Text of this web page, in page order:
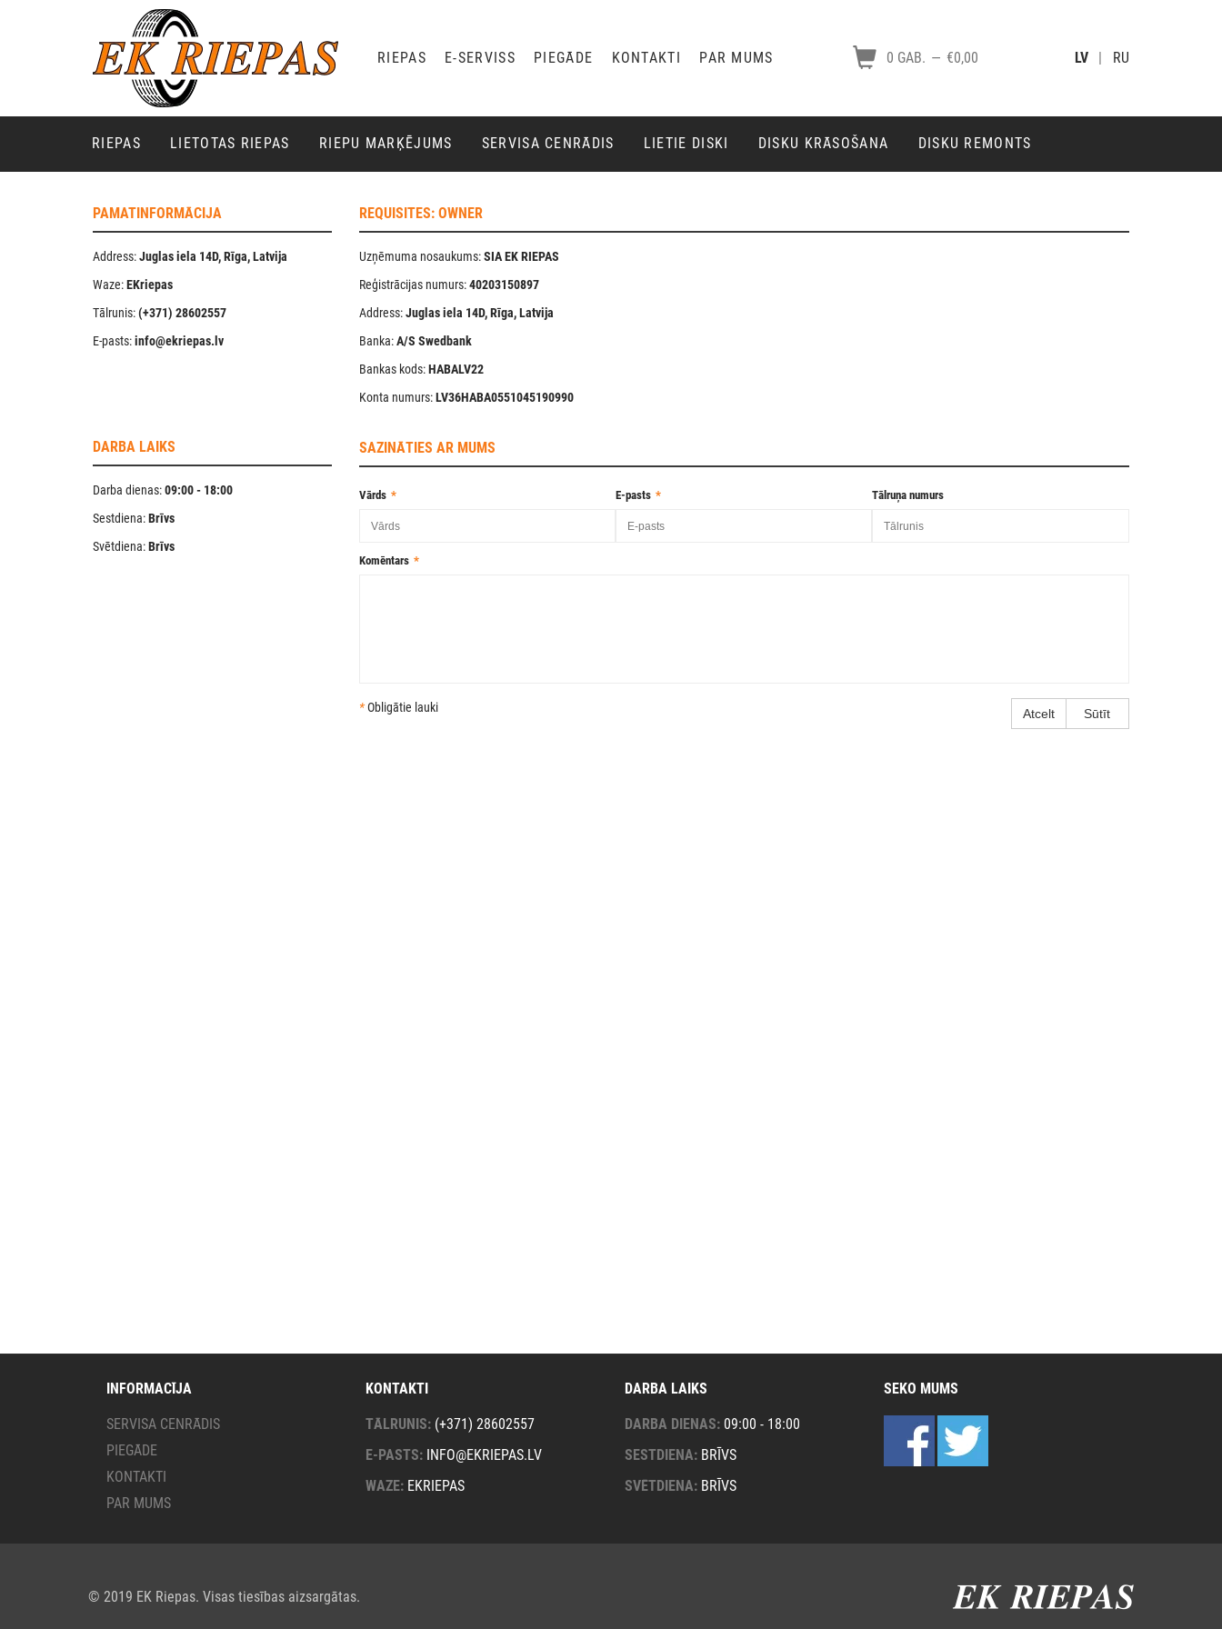
RIEPAS E-SERVISS PIEGĀDE KONTAKTI PAR MUMS 0 GAB. — €0,00 LV RU
RIEPAS LIETOTAS RIEPAS RIEPU MARĶĒJUMS SERVISA CENRĀDIS LIETIE DISKI DISKU KRĀSOŠANA DISKU REMONTS
PAMATINFORMĀCIJA
Address:Juglas iela 14D, Rīga, Latvija
Waze:EKriepas
Tālrunis:(+371) 28602557
E-pasts:info@ekriepas.lv
DARBA LAIKS
Darba dienas:09:00 - 18:00
Sestdiena:Brīvs
Svētdiena:Brīvs
REQUISITES: OWNER
Uzņēmuma nosaukums:SIA EK RIEPAS
Reģistrācijas numurs:40203150897
Address:Juglas iela 14D, Rīga, Latvija
Banka:A/S Swedbank
Bankas kods:HABALV22
Konta numurs:LV36HABA0551045190990
SAZINĀTIES AR MUMS
Vārds E-pasts Tālruņa numurs
Komēntars
*Obligātie lauki Atcelt Sūtīt
INFORMACĪJA
SERVISA CENRĀDIS
PIEGĀDE
KONTAKTI
PAR MUMS
KONTAKTI
TĀLRUNIS (+371) 28602557
E-PASTS
INFO@EKRIEPAS.LV
WAZE EKRIEPAS
DARBA LAIKS
DARBA DIENAS 09:00 - 18:00
SESTDIENA
BRĪVS
SVĒTDIENA
BRĪVS
SEKO MUMS
© 2019 EK Riepas. Visas tiesības aizsargātas.